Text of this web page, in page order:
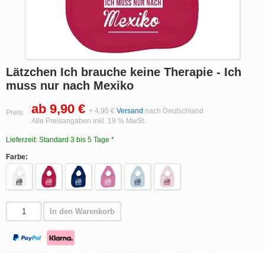
Lätzchen Ich brauche keine Therapie - Ich
muss nur nach Mexiko
Preis: ab 9,90 € + 4,90 € Versand nach Deutschland
Alle Preisangaben inkl. 19 % MwSt.
Lieferzeit: Standard 3 bis 5 Tage *
Farbe:
In den Warenkorb